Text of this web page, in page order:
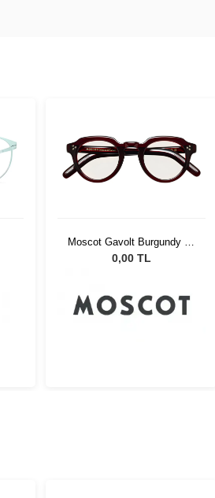
Moscot Gavolt Burgundy 45
0221-01
0,00 TL